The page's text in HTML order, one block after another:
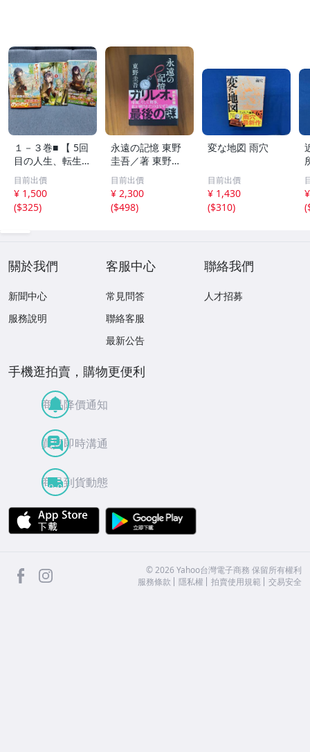
１－３巻■ 【 5回
目の人生、転生し
たら死にそうな孤
児でした】アルフ
ァポリス
目前出價
¥ 1,500
($325)
永遠の記憶 東野
圭吾／著 東野圭
吾 ガリレオシリ
ーズ
目前出價
¥ 2,300
($498)
変な地図 雨穴
目前出價
¥ 1,430
($310)
(
關於我們
新聞中心
服務說明
客服中心
常見問答
聯絡客服
最新公告
聯絡我們
人才招募
手機逛拍賣，購物更便利
商品降價通知
買賣即時溝通
商品到貨動態
APP Store
facebook ©2026 Yahoo台灣電子商務 保留所有權利
服務條款
隱私權 拍賣使用規範 交易安全